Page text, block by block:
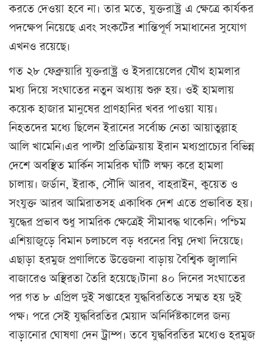
করতে দেওয়া হবে না। তার মতে, যুক্তরাষ্ট্র এ ক্ষেত্রে কার্যকর
পদক্ষেপ নিয়েছে এবং সংকটের শান্তিপূর্ণ সমাধানের সুযোগ
এখনও রয়েছে।
গত ২৮ ফেব্রুয়ারি যুক্তরাষ্ট্র ও ইসরায়েলের যৌথ হামলার
মধ্য দিয়ে সংঘাতের নতুন অধ্যায় শুরু হয়। ওই হামলায়
কয়েক হাজার মানুষের প্রাণহানির খবর পাওয়া যায়।
নিহতদের মধ্যে ছিলেন ইরানের সর্বোচ্চ নেতা আয়াতুল্লাহ
আলি খামেনি।এর পাল্টা প্রতিক্রিয়ায় ইরান মধ্যপ্রাচ্যের বিভিন্ন
দেশে অবস্থিত মার্কিন সামরিক ঘাঁটি লক্ষ্য করে হামলা
চালায়। জর্ডান, ইরাক, সৌদি আরব, বাহরাইন, কুয়েত ও
সংযুক্ত আরব আমিরাতসহ একাধিক দেশ এতে প্রভাবিত হয়।
যুদ্ধের প্রভাব শুধু সামরিক ক্ষেত্রেই সীমাবদ্ধ থাকেনি। পশ্চিম
এশিয়াজুড়ে বিমান চলাচলে বড় ধরনের বিঘ্ন দেখা দিয়েছে।
এছাড়া হরমুজ প্রণালিতে উত্তেজনা বাড়ায় বৈশ্বিক জ্বালানি
বাজারেও অস্থিরতা তৈরি হয়েছে।টানা ৪০ দিনের সংঘাতের
পর গত ৮ এপ্রিল দুই সপ্তাহের যুদ্ধবিরতিতে সম্মত হয় দুই
পক্ষ। পরে সেই যুদ্ধবিরতির মেয়াদ অনির্দিষ্টকালের জন্য
বাড়ানোর ঘোষণা দেন ট্রাম্প। তবে যুদ্ধবিরতির মধ্যেও হরমুজ